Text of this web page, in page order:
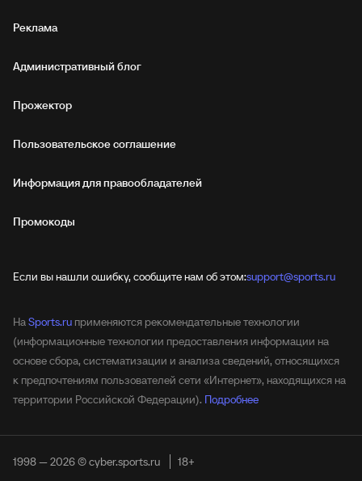
Реклама
Административный блог
Прожектор
Пользовательское соглашение
Информация для правообладателей
Промокоды
Если вы нашли ошибку, сообщите нам об этом:support@sports.ru
НаSports.ru применяются рекомендательные технологии
(информационные технологии предоставления информации на
основе сбора, систематизации и анализа сведений, относящихся
к предпочтениям пользователей сети «Интернет», находящихся на
территории Российской Федерации). Подробнее
1998 — 2026 © cyber.sports.ru 18+